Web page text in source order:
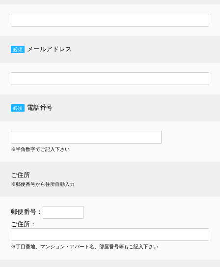
メールアドレス
電話番号
※半角数字でご記入下さい
ご住所
※郵便番号から住所自動入力
郵便番号 ：
ご住所 ：
※丁目番地、マンション・アパート名、部屋番号等もご記入下さい